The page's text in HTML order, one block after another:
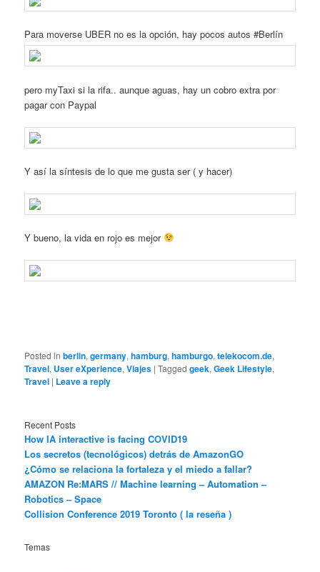
Para moverse UBER no es la opción, hay pocos autos #Berlín
pero myTaxi si la rifa.. aunque aguas, hay un cobro extra por
pagar con Paypal
Y así la síntesis de lo que me gusta ser ( y hacer)
Y bueno, la vida en rojo es mejor
Posted in berlin,germany,hamburg,hamburgo,telekocom.de,
Travel, User eXperience,Viajes |Tagged geek,Geek Lifestyle,
Travel | Leave a reply
Recent Posts
How IA interactive is facing COVID19
Los secretos (tecnológicos) detrás de AmazonGO
¿Cómo se relaciona la fortaleza y el miedo a fallar?
AMAZON Re:MARS // Machine learning – Automation –
Robotics – Space
Collision Conference 2019 Toronto ( la reseña )
Temas